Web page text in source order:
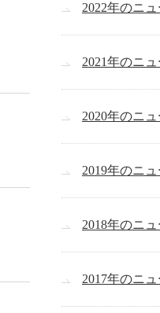
2022年のニュ
2021年のニュ
2020年のニュ
2019年のニュ
2018年のニュ
2017年のニュ